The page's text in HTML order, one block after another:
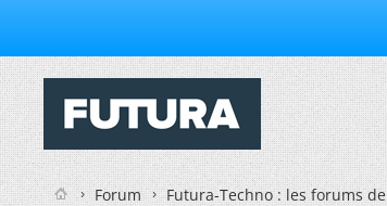
Forum Futura-Techno : les forums